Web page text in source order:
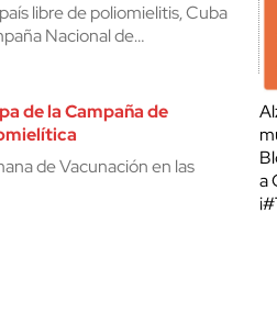
libre de poliomielitis, Cuba
Nacional de…
de la Campaña de
de Vacunación en las
a